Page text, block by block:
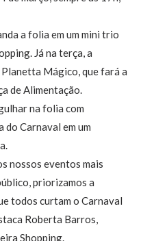
a folia em um mini trio
Já na terça, a
Mágico, que fará a
de Alimentação.
na folia com
Carnaval em um
nossos eventos mais
priorizamos a
todos curtam o Carnaval
Roberta Barros,
Shopping.